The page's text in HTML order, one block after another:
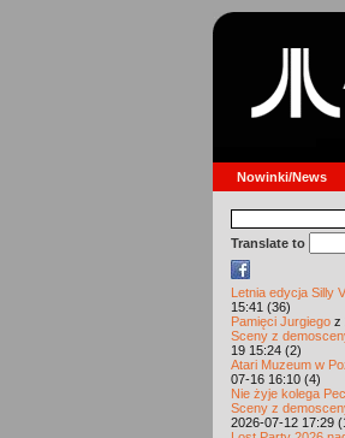
Nowinki/News
Translate to
Letnia edycja Silly
15:41 (36)
Pamięci Jurgiego z
Sceny z
19 15:24 (2)
Atari Muzeum w
07-16 16:10 (4)
Nie żyje kolega
Sceny z
2026-07-12 17:29